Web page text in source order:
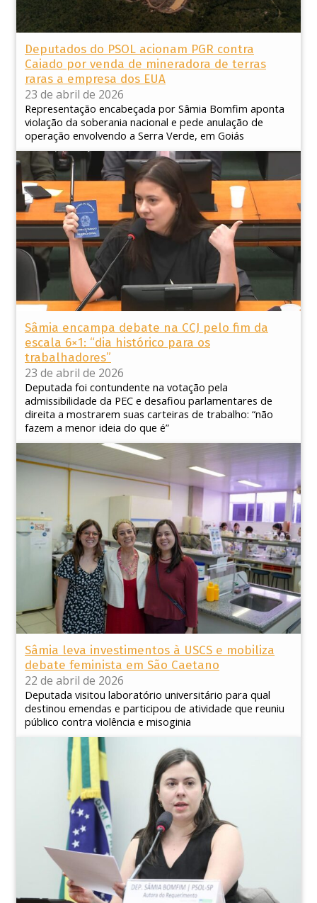
Deputados do PSOL acionam PGR contra
Caiado por venda de mineradora de terras
raras a empresa dos EUA
23 de abril de 2026
Representação encabeçada por Sâmia Bomfim aponta
violação da soberania nacional e pede anulação de
operação envolvendo a Serra Verde, em Goiás
Sâmia encampa debate na CCJ pelo fim da
escala 6×1: “dia histórico para os
trabalhadores”
23 de abril de 2026
Deputada foi contundente na votação pela
admissibilidade da PEC e desafiou parlamentares de
direita a mostrarem suas carteiras de trabalho: “não
fazem a menor ideia do que é”
Sâmia leva investimentos à USCS e mobiliza
debate feminista em São Caetano
22 de abril de 2026
Deputada visitou laboratório universitário para qual
destinou emendas e participou de atividade que reuniu
público contra violência e misoginia